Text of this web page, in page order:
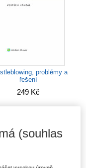
problémy a
řešení
249 Kč
(souhlas